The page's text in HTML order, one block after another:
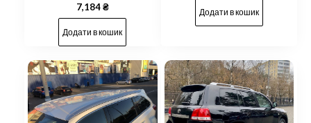
7,184₴
Додати в кошик
Додати в кошик